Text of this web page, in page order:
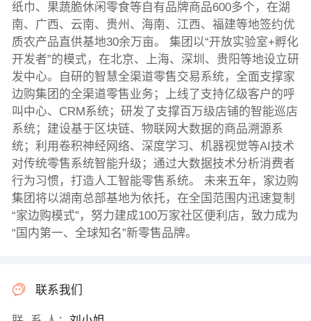
纸巾、果蔬脆休闲零食等自有品牌商品600多个，在湖
南、广西、云南、贵州、海南、江西、福建等地签约优
质农产品直供基地30余万亩。 集团以“开放实验室+孵化
开发者”的模式，在北京、上海、深圳、贵阳等地设立研
发中心。自研的智慧全渠道零售交易系统，全面支撑家
边购集团的全渠道零售业务；上线了支持亿级客户的呼
叫中心、CRM系统；研发了支撑百万级店铺的智能巡店
系统；建设基于区块链、物联网大数据的商品溯源系
统；利用卷积神经网络、深度学习、机器视觉等AI技术
对传统零售系统智能升级；通过大数据技术分析消费者
行为习惯，打造人工智能零售系统。 未来五年，家边购
集团将以湖南总部基地为依托，在全国范围内迅速复制
“家边购模式”，努力建成100万家社区便利店，致力成为
“国内第一、全球知名”新零售品牌。
联系我们